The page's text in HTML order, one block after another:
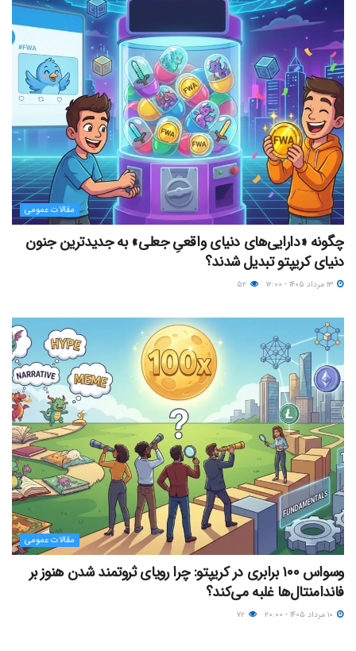
مقالات عمومی
چگونه «دارایی‌های دنیای واقعیِ جعلی» به جدیدترین جنون
دنیای کریپتو تبدیل شدند؟
مقالات عمومی
وسواس ۱۰۰ برابری در کریپتو: چرا رویای ثروتمند شدن هنوز بر
فاندامنتال‌ها غلبه می‌کند؟